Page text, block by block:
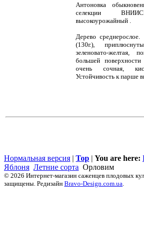
Антоновка
селекции
высокоурожайный .
Дерево
(130г.),
зеленовато-желтая,
большей
очень сочная,
Устойчивость к парше
Нормальная версия | Top | You are here:
Яблоня Летние сорта Орловим
© 2026 Интернет-магазин саженцев плодовых
защищены. Редизайн Bravo-Design.com.ua